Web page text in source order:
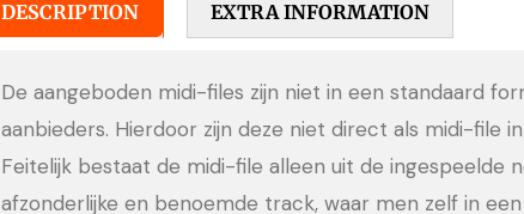
DESCRIPTION EXTRA INFORMATION
De aangeboden midi-files zijn niet in een standaard
aanbieders. Hierdoor zijn deze niet direct als midi-file
Feitelijk bestaat de midi-file alleen uit de ingespeelde
afzonderlijke en benoemde track, waar men zelf in een